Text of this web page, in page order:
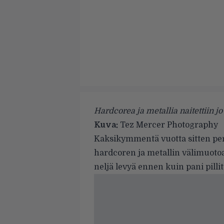
Hardcorea ja metallia naitettiin
Kuva: Tez Mercer Photography
Kaksikymmentä vuotta sitten
hardcoren ja metallin
neljä levyä ennen kuin pani